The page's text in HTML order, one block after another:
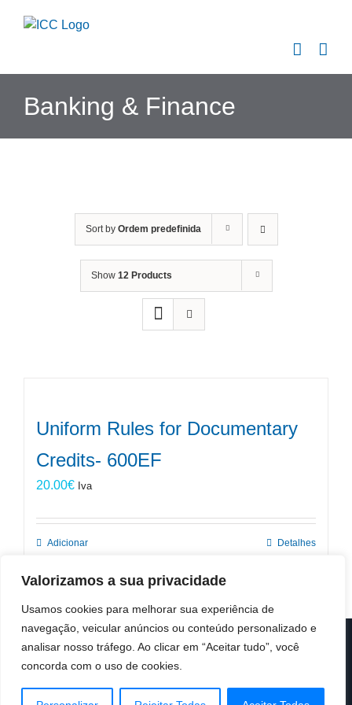
Valorizamos a sua privacidade
Usamos cookies para melhorar sua experiência de
navegação, veicular anúncios ou conteúdo personalizado e
analisar nosso tráfego. Ao clicar em “Aceitar tudo”, você
concorda com o uso de cookies.
Banking & Finance
Sort by Ordem predefinida
Show 12 Products
Uniform Rules for Documentary
Credits- 600EF
20.00€ Iva
Adicionar Detalhes
© Copyright 2019 -2026 | ICC Portugal | Todos os direitos
reservados